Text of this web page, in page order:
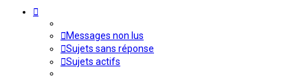
Messages non lus
Sujets sans réponse
Sujets actifs